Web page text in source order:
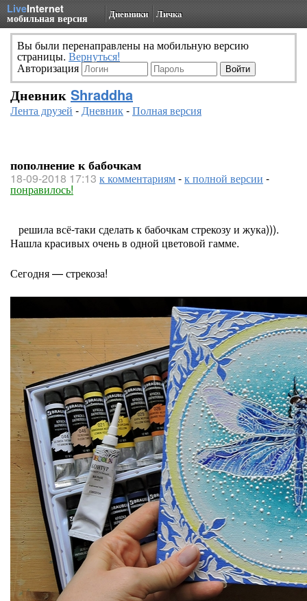
LiveInternet
мобильная версия Дневники Личка
Вы были перенаправлены на мобильную версию
страницы. Вернуться!
Авторизация
Дневник Shraddha
Лента друзей -Дневник-Полная версия
пополнение к бабочкам
18-09-2018 17:13 к комментариям-к полной версии -
понравилось!
решила всё-таки сделать к бабочкам стрекозу и жука))).
Нашла красивых очень в одной цветовой гамме.
Сегодня — стрекоза!